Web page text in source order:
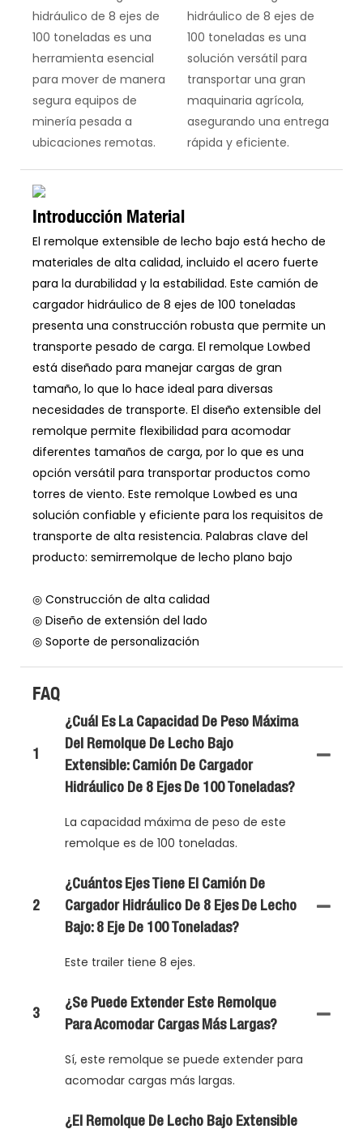
hidráulico de 8 ejes de
100 toneladas es una
herramienta esencial
para mover de manera
segura equipos de
minería pesada a
ubicaciones remotas.
hidráulico de 8 ejes de
100 toneladas es una
solución versátil para
transportar una gran
maquinaria agrícola,
asegurando una entrega
rápida y eficiente.
Introducción Material
El remolque extensible de lecho bajo está hecho de
materiales de alta calidad, incluido el acero fuerte
para la durabilidad y la estabilidad. Este camión de
cargador hidráulico de 8 ejes de 100 toneladas
presenta una construcción robusta que permite un
transporte pesado de carga. El remolque Lowbed
está diseñado para manejar cargas de gran
tamaño, lo que lo hace ideal para diversas
necesidades de transporte. El diseño extensible del
remolque permite flexibilidad para acomodar
diferentes tamaños de carga, por lo que es una
opción versátil para transportar productos como
torres de viento. Este remolque Lowbed es una
solución confiable y eficiente para los requisitos de
transporte de alta resistencia. Palabras clave del
producto: semirremolque de lecho plano bajo
◎ Construcción de alta calidad
◎ Diseño de extensión del lado
◎ Soporte de personalización
FAQ
1
¿Cuál Es La Capacidad De Peso Máxima
Del Remolque De Lecho Bajo
Extensible: Camión De Cargador
Hidráulico De 8 Ejes De 100 Toneladas?
La capacidad máxima de peso de este
remolque es de 100 toneladas.
2
¿Cuántos Ejes Tiene El Camión De
Cargador Hidráulico De 8 Ejes De Lecho
Bajo: 8 Eje De 100 Toneladas?
Este trailer tiene 8 ejes.
3
¿Se Puede Extender Este Remolque
Para Acomodar Cargas Más Largas?
Sí, este remolque se puede extender para
acomodar cargas más largas.
¿El Remolque De Lecho Bajo Extensible